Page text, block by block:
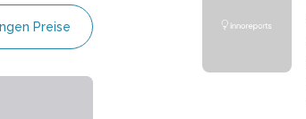
Preise